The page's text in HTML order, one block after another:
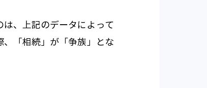
、上記のデータによって
「相続」が「争族」とな